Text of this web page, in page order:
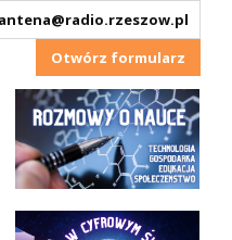
antena@radio.rzeszow.pl
Otwórz formularz